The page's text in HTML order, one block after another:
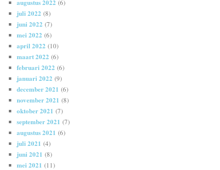
augustus 2022 (6)
juli 2022 (8)
juni 2022 (7)
mei 2022 (6)
april 2022 (10)
maart 2022 (6)
februari 2022 (6)
januari 2022 (9)
december 2021 (6)
november 2021 (8)
oktober 2021 (7)
september 2021 (7)
augustus 2021 (6)
juli 2021 (4)
juni 2021 (8)
mei 2021 (11)